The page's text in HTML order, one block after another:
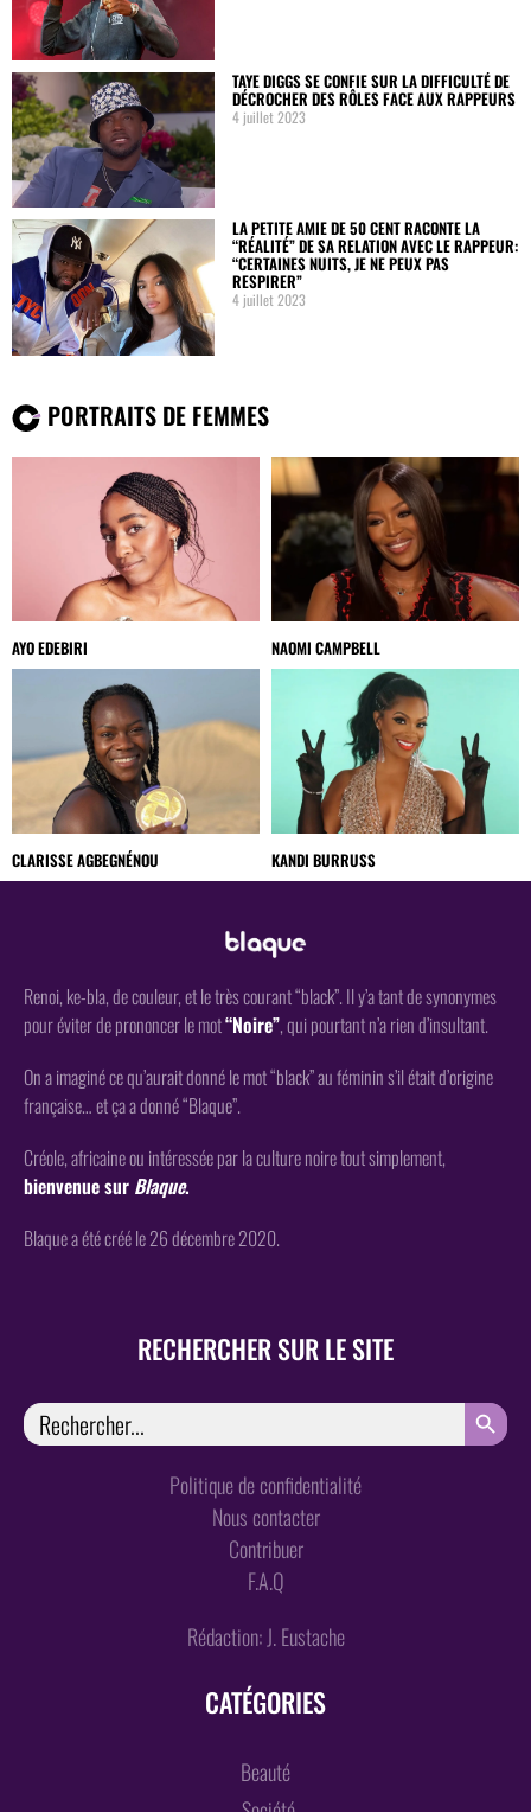
TAYE DIGGS SE CONFIE SUR LA DIFFICULTÉ DE
DÉCROCHER DES RÔLES FACE AUX RAPPEURS
4 juillet 2023
LA PETITE AMIE DE 50 CENT RACONTE LA
“RÉALITÉ” DE SA RELATION AVEC LE RAPPEUR:
“CERTAINES NUITS, JE NE PEUX PAS
RESPIRER”
4 juillet 2023
PORTRAITS DE FEMMES
AYO EDEBIRI NAOMI CAMPBELL
CLARISSE AGBEGNÉNOU KANDI BURRUSS
Renoi, ke-bla, de couleur, et le très courant “black”. Il y’a tant de synonymes
pour éviter de prononcer le mot“Noire”, qui pourtant n’a rien d’insultant.
On a imaginé ce qu’aurait donné le mot “black” au féminin s’il était d’origine
française… et ça a donné “Blaque”.
Créole, africaine ou intéressée par la culture noire tout simplement,
bienvenue sur Blaque.
Blaque a été créé le 26 décembre 2020.
RECHERCHER SUR LE SITE
Search
for:
SEARCH
Politique de confidentialité
Nous contacter
Contribuer
F.A.Q
Rédaction: J. Eustache
CATÉGORIES
Beauté